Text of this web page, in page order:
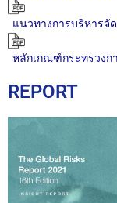
แนวทางการบริหารจั
หลักเกณฑ์กระทรวงก
REPORT